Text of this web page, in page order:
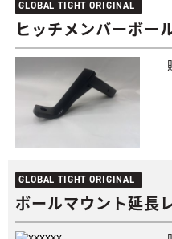
GLOBAL TIGHT ORIGINAL
ヒッチメンバーボー
GLOBAL TIGHT ORIGINAL
ボールマウント延長